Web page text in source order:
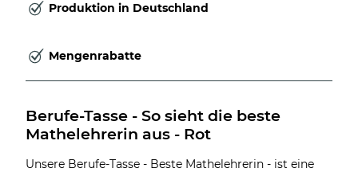
Produktion in Deutschland
Mengenrabatte
Berufe-Tasse - So sieht die beste
Mathelehrerin aus - Rot
Unsere Berufe-Tasse - Beste Mathelehrerin - ist eine